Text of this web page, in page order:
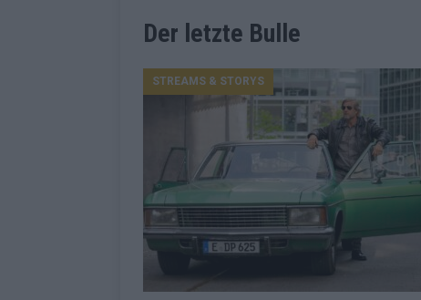
[ Mai 2026 ] Finnland auf Platz 17,
[ Mai 2026 ] ESC-Finale 2026:
[ Mai 2026 ] „Douze Points“,
Wettbewerbs EUROVISION
[ Mai 2026 ] ESC-Finale komplett: 20
Überblick EUROVISION
Der letzte Bulle
STREAMS & STORYS